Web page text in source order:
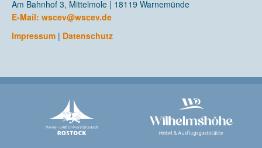
Am Bahnhof 3, Mittelmole | 18119 Warnemünde
E-Mail: wscev@wscev.de
Impressum | Datenschutz